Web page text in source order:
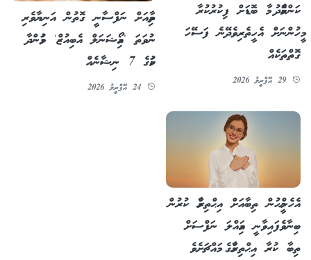
ކަންކަމާމެދު މާ ބޮޑަށް ފިކުރުކުރާ
މީހުންނަށް އެހީތެރިވެދޭނެ ފަސޭހަ
ގޮތްތަކެއް
29 އޭޕްރީލު 2026
ތިމާއަށް ނަފްސާނީ ގޮތުން އަނިޔާވެރި
ނުވަތަ 'އިމޯޝަނަލް އެބިއުޒް' ވަމުންދާ
ކަމުގެ 7 ނިޝާނެއް
24 އޭޕްރީލު 2026
އެހެންމީހުން ތިބާއަށް އިޙްތިރާމް ކުރުން
ބިނާވެފައިވާނީ އަމިއްލަ ނަފްސަށް
ތިބާ ކުރާ އިޙްތިރާމްގެ މައްޗަށެވެ